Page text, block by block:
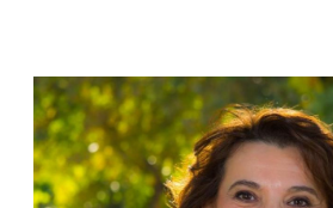
porque tendrá un significado
ONCE ha premiado sus textos
Concurso de Relatos Cortos y
Andalucía!